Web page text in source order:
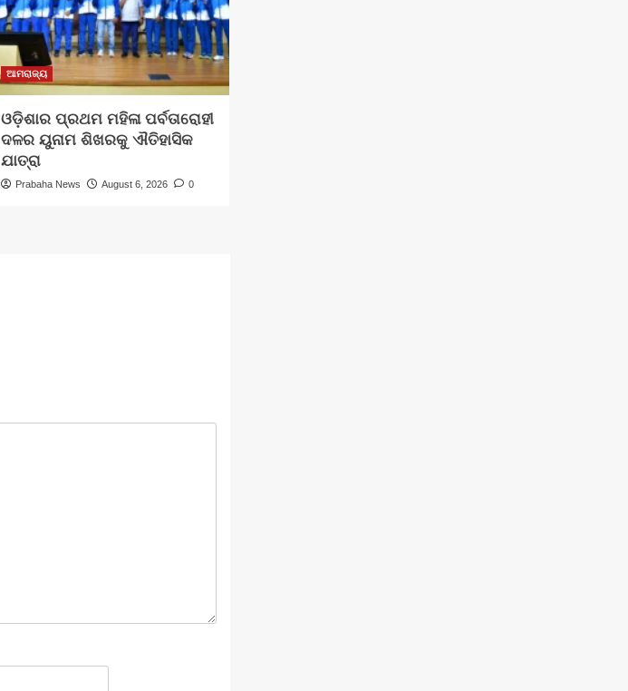
ଆମରାଜ୍ୟ
ଓଡ଼ିଶାର ପ୍ରଥମ ମହିଳା ପର୍ବତାରୋହୀ
ଦଳର ୟୁନାମ ଶିଖରକୁ ଐତିହାସିକ
ଯାତ୍ରା
Prabaha News August 6, 2026 0